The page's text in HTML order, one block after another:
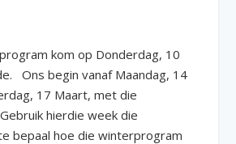
kom op Donderdag, 10
Ons begin vanaf Maandag, 14
17 Maart, met die
hierdie week die
bepaal hoe die winterprogram